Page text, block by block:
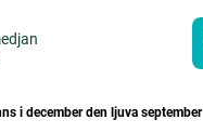
i december den ljuva september